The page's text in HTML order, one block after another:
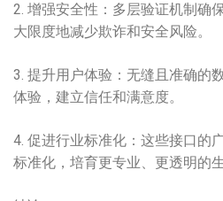
2. 增强安全性：多层验证机制确
大限度地减少欺诈和安全风险。
3. 提升用户体验：无缝且准确的
体验，建立信任和满意度。
4. 促进行业标准化：这些接口的
标准化，培育更专业、更透明的生